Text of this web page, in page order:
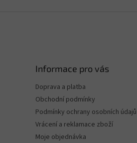
Informace pro vás
Doprava a platba
Obchodní podmínky
Podmínky ochrany osobních údajů
Vrácení a reklamace zboží
Moje objednávka